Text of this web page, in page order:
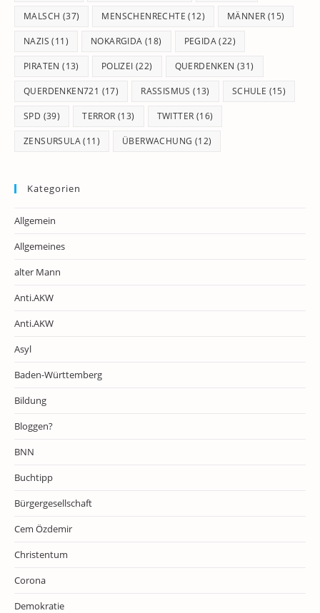
MALSCH (37) MENSCHENRECHTE (12) MÄNNER (15)
NAZIS (11) NOKARGIDA (18) PEGIDA(22)
PIRATEN (13) POLIZEI (22) QUERDENKEN (31)
QUERDENKEN721 (17) RASSISMUS (13) SCHULE (15)
SPD (39) TERROR (13) TWITTER (16)
ZENSURSULA(11) ÜBERWACHUNG (12)
Kategorien
Allgemein
Allgemeines
alter Mann
Anti.AKW
Anti.AKW
Asyl
Baden-Württemberg
Bildung
Bloggen?
BNN
Buchtipp
Bürgergesellschaft
Cem Özdemir
Christentum
Corona
Demokratie